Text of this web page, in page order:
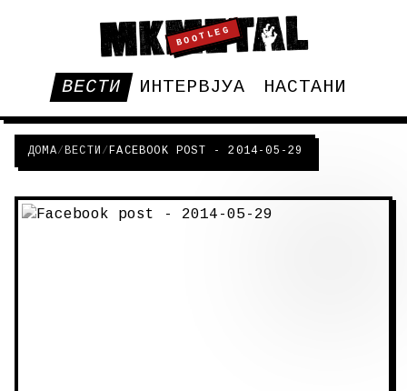
BOOTLEG
ВЕСТИ ИНТЕРВЈУА НАСТАНИ
ДОМА/ВЕСТИ /FACEBOOK POST - 2014-05-29